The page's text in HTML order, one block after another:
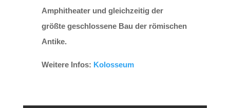
Amphitheater und gleichzeitig der
größte geschlossene Bau der römischen
Antike.
Weitere Infos: Kolosseum